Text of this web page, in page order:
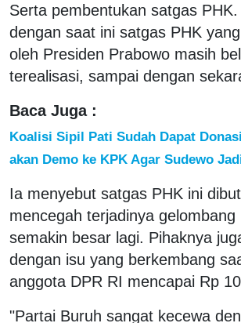
Serta pembentukan satgas
dengan saat ini satgas PHK
oleh Presiden Prabowo masih
terealisasi, sampai dengan
Baca Juga :
Koalisi Sipil Pati Sudah Dapat
akan Demo ke KPK Agar Sudewo
Ia menyebut satgas PHK ini
mencegah terjadinya gelombang
semakin besar lagi. Pihaknya
dengan isu yang berkembang
anggota DPR RI mencapai Rp
"Partai Buruh sangat kecewa